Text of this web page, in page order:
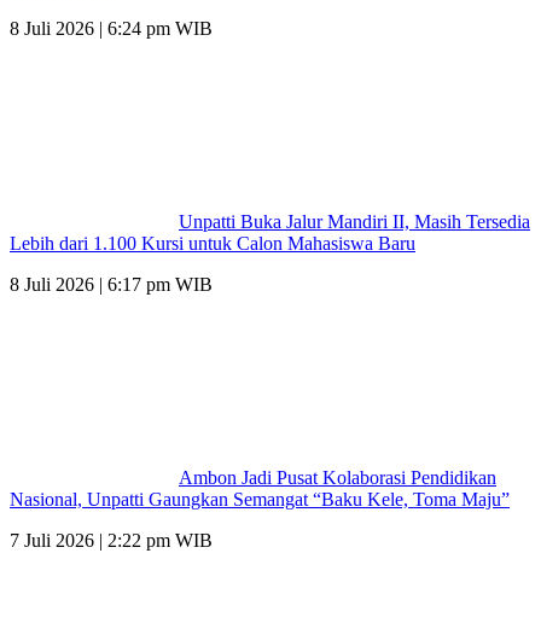
8 Juli 2026 | 6:24 pm WIB
Unpatti Buka Jalur Mandiri II, Masih Tersedia
Lebih dari 1.100 Kursi untuk Calon Mahasiswa Baru
8 Juli 2026 | 6:17 pm WIB
Ambon Jadi Pusat Kolaborasi Pendidikan
Nasional, Unpatti Gaungkan Semangat “Baku Kele, Toma Maju”
7 Juli 2026 | 2:22 pm WIB